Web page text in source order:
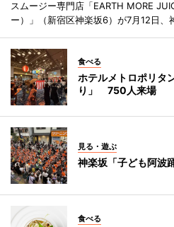
スムージー専門店「EARTH MORE
ー）」（新宿区神楽坂6）が7月12日、
食べる
ホテルメトロポリタ
り」 750人来場
見る・遊ぶ
神楽坂「子ども阿波
食べる